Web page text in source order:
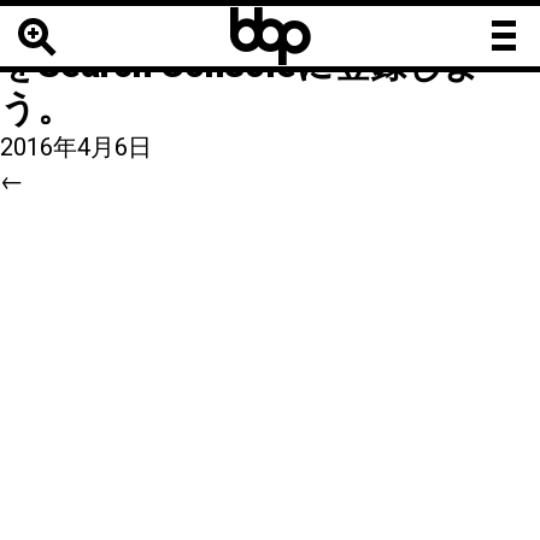
bbb
a4
WordPressでsitemap.xml
をSearch Consoleに登録しよ
う。
2016年4月6日
←